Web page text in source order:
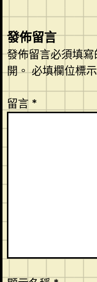
發佈留言
發佈留言必須填
開。必填欄位標
留言 *